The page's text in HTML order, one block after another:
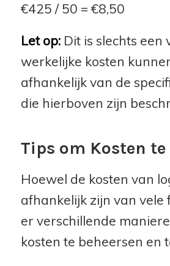
€425 / 50 = €8,50
Let op:Dit is slechts een
werkelijke kosten
afhankelijk van de
die hierboven zijn
Tips om Kosten te
Hoewel de kosten van
afhankelijk zijn van vele
er verschillende
kosten te beheersen en